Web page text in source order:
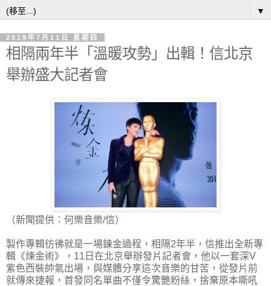
▼
2019年7月11日 星期四
相隔兩年半「溫暖攻勢」出輯！信北京
舉辦盛大記者會
（新聞提供：何樂音樂/信）
製作專輯彷彿就是一場鍊金過程，相隔2年半，信推出全新專
輯《煉金術》，11日在北京舉辦發片記者會，他以一套深V
紫色西裝帥氣出場，與媒體分享這次音樂的甘苦，從發片前
就傳來捷報，首發同名單曲不僅令驚艷粉絲，捨棄原本嘶吼